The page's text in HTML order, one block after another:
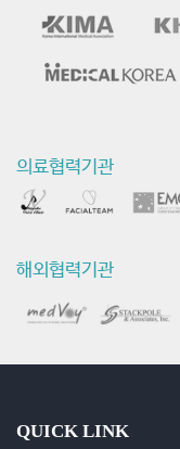
의료협력기관
해외협력기관
QUICK LINK